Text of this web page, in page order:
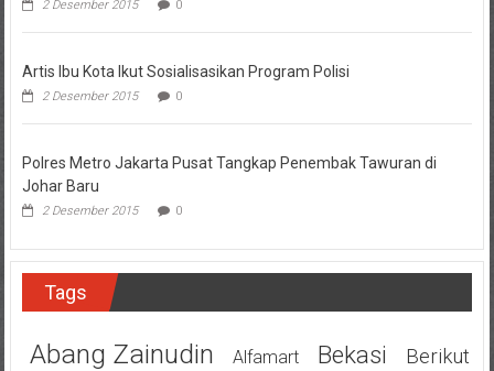
2 Desember 2015 0
Artis Ibu Kota Ikut Sosialisasikan Program Polisi
2 Desember 2015 0
Polres Metro Jakarta Pusat Tangkap Penembak Tawuran di
Johar Baru
2 Desember 2015 0
Tags
Abang Zainudin Alfamart Bekasi
Berikut